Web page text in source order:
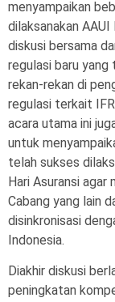
menyampaikan
dilaksanakan
diskusi bersama
regulasi baru yang
rekan-rekan di
regulasi terkait
acara utama ini
untuk
telah sukses
Hari Asuransi agar
Cabang yang lain
disinkronisasi
Indonesia.
Diakhir diskusi
peningkatan